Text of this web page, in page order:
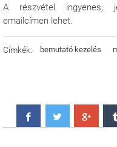
A részvétel ingyenes,
emailcímen lehet.
Címkék: bemutató kezelés